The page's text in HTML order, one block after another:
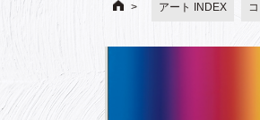
アート INDEX